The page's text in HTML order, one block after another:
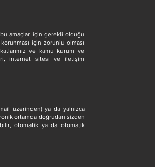
amaçlar için gerekli olduğu
için zorunlu olması
ve kamu kurum ve
internet sitesi ve iletişim
üzerinden) ya da yalnızca
ortamda doğrudan sizden
otomatik ya da otomatik